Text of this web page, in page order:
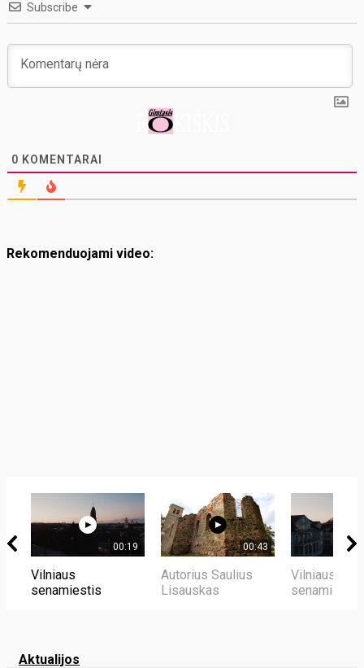
Subscribe
0 KOMENTARAI
Rekomenduojami video:
00:19
Vilniaus
senamiestis
00:43
Autorius Saulius
Lisauskas
Vilniaus
senamiestis
Aktualijos